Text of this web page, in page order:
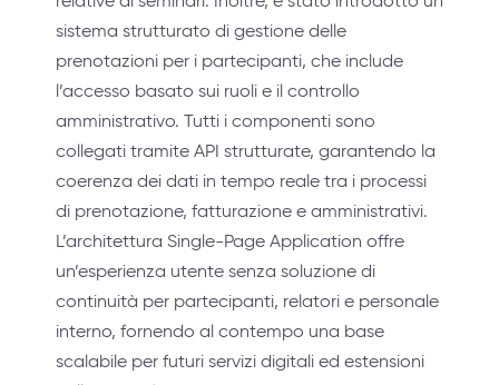
sistema strutturato di gestione delle
prenotazioni per i partecipanti, che include
l’accesso basato sui ruoli e il controllo
amministrativo. Tutti i componenti sono
collegati tramite API strutturate, garantendo la
coerenza dei dati in tempo reale tra i processi
di prenotazione, fatturazione e amministrativi.
L’architettura Single-Page Application offre
un’esperienza utente senza soluzione di
continuità per partecipanti, relatori e personale
interno, fornendo al contempo una base
scalabile per futuri servizi digitali ed estensioni